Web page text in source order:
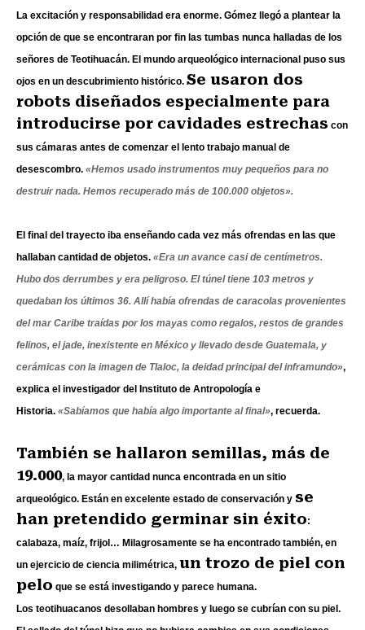
La excitación y responsabilidad era enorme. Gómez llegó a plantear la
opción de que se encontraran por fin las tumbas nunca halladas de los
señores de Teotihuacán. El mundo arqueológico internacional puso sus
ojos en un descubrimiento histórico. Se usaron dos
robots diseñados especialmente para
introducirse por cavidades estrechas con
sus cámaras antes de comenzar el lento trabajo manual de
desescombro. «Hemos usado instrumentos muy pequeños para no
destruir nada. Hemos recuperado más de 100.000 objetos».
El final del trayecto iba enseñando cada vez más ofrendas en las que
hallaban cantidad de objetos. «Era un avance casi de centímetros.
Hubo dos derrumbes y era peligroso. El túnel tiene 103 metros y
quedaban los últimos 36. Allí había ofrendas de caracolas provenientes
del mar Caribe traídas por los mayas como regalos, restos de grandes
felinos, el jade, inexistente en México y llevado desde Guatemala, y
cerámicas con la imagen de Tlaloc, la deidad principal del inframundo»,
explica el investigador del Instituto de Antropología e
Historia. «Sabíamos que había algo importante al final», recuerda.
También se hallaron semillas, más de
19.000, la mayor cantidad nunca encontrada en un sitio
arqueológico. Están en excelente estado de conservación y se
han pretendido germinar sin éxito:
calabaza, maíz, frijol… Milagrosamente se ha encontrado también, en
un ejercicio de ciencia milimétrica, un trozo de piel con
pelo que se está investigando y parece humana.
Los teotihuacanos desollaban hombres y luego se cubrían con su piel.